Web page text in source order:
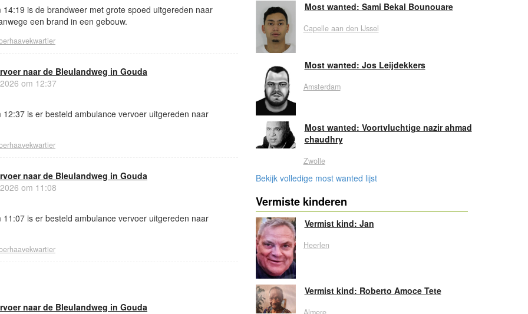
is de brandweer met grote spoed uitgereden naar
een brand in een gebouw.
naar de Bleulandweg in Gouda
om 12:37
is er besteld ambulance vervoer uitgereden naar
naar de Bleulandweg in Gouda
om 11:08
is er besteld ambulance vervoer uitgereden naar
naar de Bleulandweg in Gouda
Most wanted: Sami Bekal Bounouare
Capelle aan den IJssel
Most wanted: Jos Leijdekkers
Amsterdam
Most wanted: Voortvluchtige nazir ahmad
chaudhry
Zwolle
Bekijk volledige most wanted lijst
Vermiste kinderen
Vermist kind: Jan
Heerlen
Vermist kind: Roberto Amoce Tete